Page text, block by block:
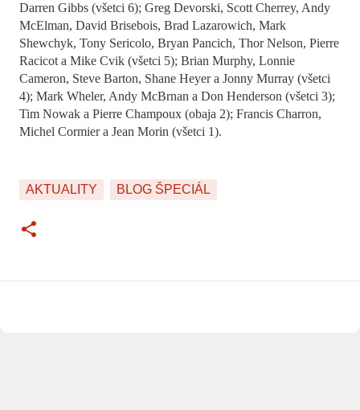
Darren Gibbs (všetci 6); Greg Devorski, Scott Cherrey, Andy
McElman, David Brisebois, Brad Lazarowich, Mark
Shewchyk, Tony Sericolo, Bryan Pancich, Thor Nelson, Pierre
Racicot a Mike Cvik (všetci 5); Brian Murphy, Lonnie
Cameron, Steve Barton, Shane Heyer a Jonny Murray (všetci
4); Mark Wheler, Andy McBrnan a Don Henderson (všetci 3);
Tim Nowak a Pierre Champoux (obaja 2); Francis Charron,
Michel Cormier a Jean Morin (všetci 1).
AKTUALITY BLOG ŠPECIÁL